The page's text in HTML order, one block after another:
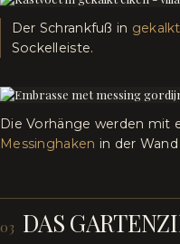
Der Schrankfuß in
Sockelleiste.
Die Vorhänge werden mit
Messinghaken in der
03 DAS